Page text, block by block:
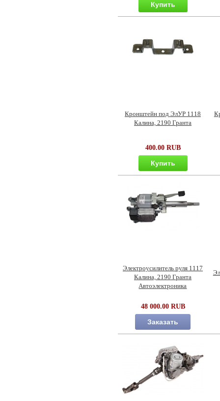
Купить
Кронштейн под ЭлУР 1118
Калина, 2190 Гранта
400.00 RUB
Купить
Электроусилитель руля 1117
Калина, 2190 Гранта
Автоэлектроника
48 000.00 RUB
Заказать